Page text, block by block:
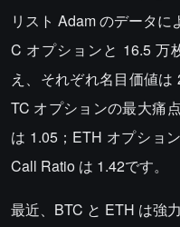
リスト Adam のデータ
C オプションと 16.5 万
え、それぞれ名目価値
TC オプションの最大痛
は 1.05；ETH オプショ
Call Ratio は 1.42です。
最近、BTC と ETH は強